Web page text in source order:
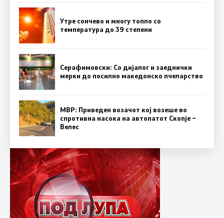
Утре сончево и многу топло со
температура до 39 степени
Серафимовски: Со дијалог и заеднички
мерки до посилно македонско пчеларство
МВР: Приведен возачот кој возеше во
спротивна насока на автопатот Скопје –
Велес